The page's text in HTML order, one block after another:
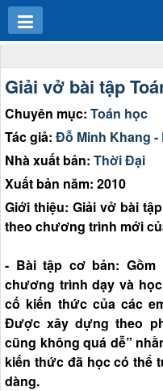
Giải vở bài tập
Chuyên mục: Toán học
Tác giả: Đỗ Minh Khang -
Nhà xuất bản: Thời Đại
Xuất bản năm: 2010
Giới thiệu: Giải vở bài
theo chương trình mới
- Bài tập cơ bản:
chương trình dạy và
cố kiến thức của các
Được xây dựng theo
cũng không quá dễ”
kiến thức đã học có thể
dàng.